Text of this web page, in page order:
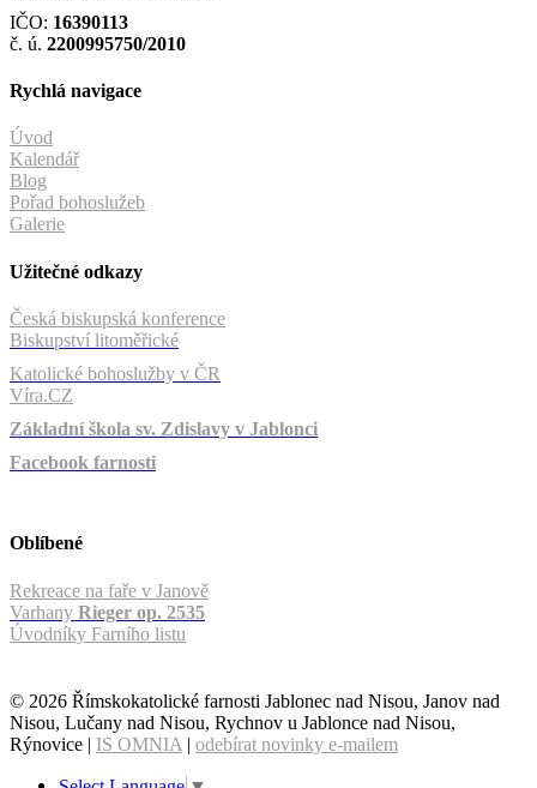
IČO: 16390113
č. ú. 2200995750/2010
Rychlá navigace
Úvod
Kalendář
Blog
Pořad bohoslužeb
Galerie
Užitečné odkazy
Česká biskupská konference
Biskupství litoměřické
Katolické bohoslužby v ČR
Víra.CZ
Základní škola sv. Zdislavy v Jablonci
Facebook farnosti
Oblíbené
Rekreace na faře v Janově
Varhany Rieger op. 2535
Úvodníky Farního listu
© 2026 Římskokatolické farnosti Jablonec nad Nisou, Janov nad
Nisou, Lučany nad Nisou, Rychnov u Jablonce nad Nisou,
Rýnovice | IS OMNIA | odebírat novinky e-mailem